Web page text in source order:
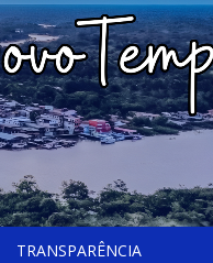
TRANSPARÊNCIA